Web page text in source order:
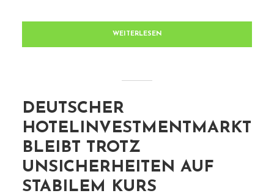
WEITERLESEN
DEUTSCHER
HOTELINVESTMENTMARKT
BLEIBT TROTZ
UNSICHERHEITEN AUF
STABILEM KURS